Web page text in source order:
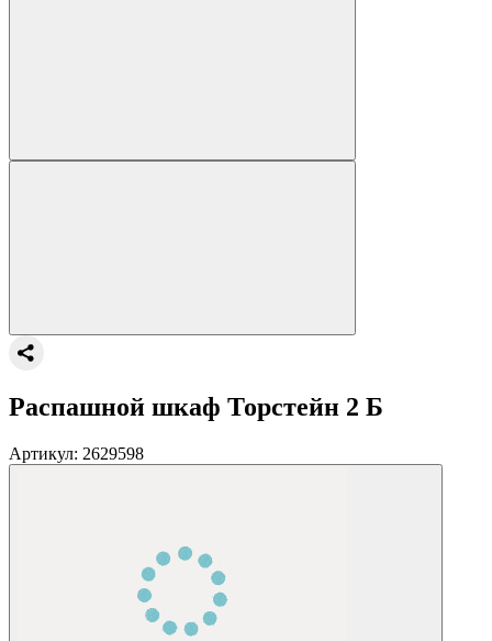
Распашной шкаф Торстейн 2 Б
Артикул: 2629598